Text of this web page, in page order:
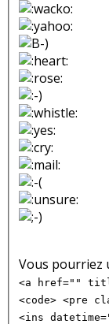
Vous pourriez
<a href=""
<code> <pre
<ins